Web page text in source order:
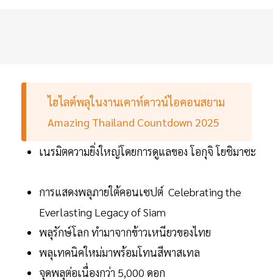
ไฮไลต์พลุในงานเคาท์ดาวน์ไอคอนสยาม
Amazing Thailand Countdown 2025
เนรมิตความยิ่งใหญ่โดยการดูแลของ โอกุจิ โยชิมาซะ
การแสดงพลุภายใต้คอนเซปต์ Celebrating the
Everlasting Legacy of Siam
พลุรักษ์โลก ทำมาจากข้าวเหนียวของไทย
พลุเทคนิคใหม่มาพร้อมโทนสีพาสเทล
จุดพลุต่อเนื่องกว่า 5,000 ดอก